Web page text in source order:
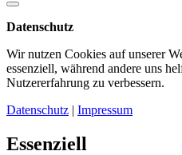
Datenschutz
Wir nutzen Cookies auf unserer
essenziell, während andere uns
Nutzererfahrung zu verbessern.
Datenschutz | Impressum
Essenziell